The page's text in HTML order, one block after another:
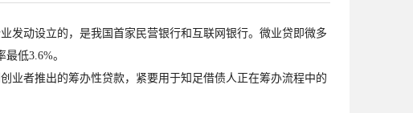
动设立的，是我国首家民营银行和互联网银行。微业贷即微多
低3.6%。
者推出的筹办性贷款，紧要用于知足借债人正在筹办流程中的